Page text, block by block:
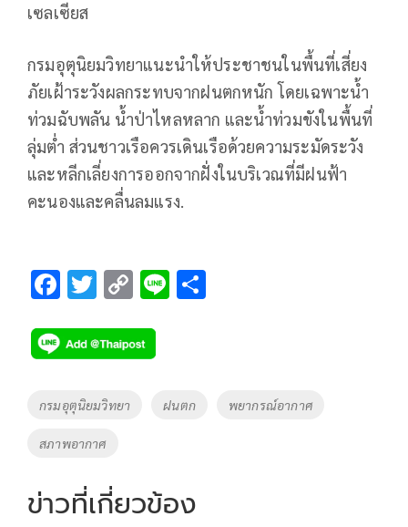
เซลเซียส
กรมอุตุนิยมวิทยาแนะนำให้ประชาชนในพื้นที่เสี่ยง
ภัยเฝ้าระวังผลกระทบจากฝนตกหนัก โดยเฉพาะน้ำ
ท่วมฉับพลัน น้ำป่าไหลหลาก และน้ำท่วมขังในพื้นที่
ลุ่มต่ำ ส่วนชาวเรือควรเดินเรือด้วยความระมัดระวัง
และหลีกเลี่ยงการออกจากฝั่งในบริเวณที่มีฝนฟ้า
คะนองและคลื่นลมแรง.
F
e
b
o
k
T
tt
er
C
p
y
Li
Tags
กรมอุตุนิยมวิทยา ฝนตก พยากรณ์อากาศ
สภาพอากาศ
ข่าวที่เกี่ยวข้อง